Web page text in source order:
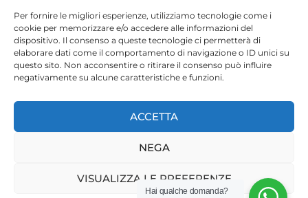
Per fornire le migliori esperienze, utilizziamo tecnologie come i
cookie per memorizzare e/o accedere alle informazioni del
dispositivo. Il consenso a queste tecnologie ci permetterà di
elaborare dati come il comportamento di navigazione o ID unici su
questo sito. Non acconsentire o ritirare il consenso può influire
negativamente su alcune caratteristiche e funzioni.
ACCETTA
NEGA
VISUALIZZA LE PREFERENZE
ktsafaris5177@gmail.com
Hai qualche domanda?